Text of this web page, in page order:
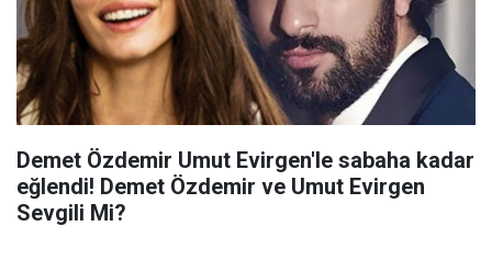
Demet Özdemir Umut Evirgen'le sabaha kadar
eğlendi! Demet Özdemir ve Umut Evirgen
Sevgili Mi?